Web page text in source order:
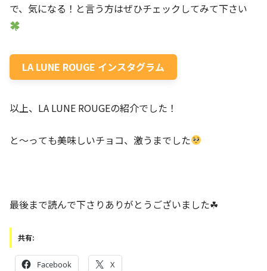
で、気になる！と言う方はぜひチェックしてみて下さい
LA LUNE ROUGE インスタグラム
以上、LA LUNE ROUGEの紹介でした！
と〜っても美味しいチョコ、激うまでした
最後まで読んで下さりありがとうございました☘
共有:
Facebook X